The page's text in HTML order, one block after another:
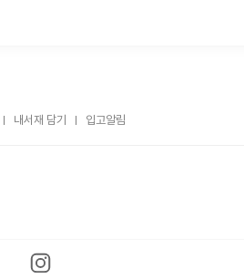
내서재 담기 입고알림